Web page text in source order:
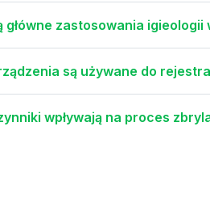
główne zastosowania
są używane do
wpływają na proces